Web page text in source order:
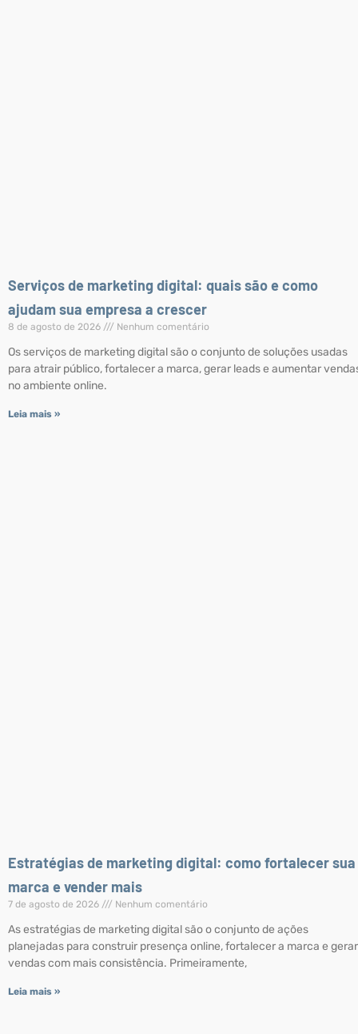
Serviços de marketing digital: quais são e como
ajudam sua empresa a crescer
8 de agosto de 2026 Nenhum comentário
Os serviços de marketing digital são o conjunto de soluções usadas
para atrair público, fortalecer a marca, gerar leads e aumentar
no ambiente online.
Leia mais »
Estratégias de marketing digital: como fortalecer sua
marca e vender mais
7 de agosto de 2026 Nenhum comentário
As estratégias de marketing digital são o conjunto de ações
planejadas para construir presença online, fortalecer a marca e gerar
vendas com mais consistência. Primeiramente,
Leia mais »